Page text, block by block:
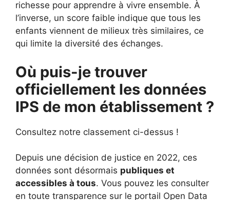
richesse pour apprendre à vivre ensemble. À
l’inverse, un score faible indique que tous les
enfants viennent de milieux très similaires, ce
qui limite la diversité des échanges.
Où puis-je trouver
officiellement les données
IPS de mon établissement ?
Consultez notre classement ci-dessus !
Depuis une décision de justice en 2022, ces
données sont désormais publiques et
accessibles à tous. Vous pouvez les consulter
en toute transparence sur le portail Open Data